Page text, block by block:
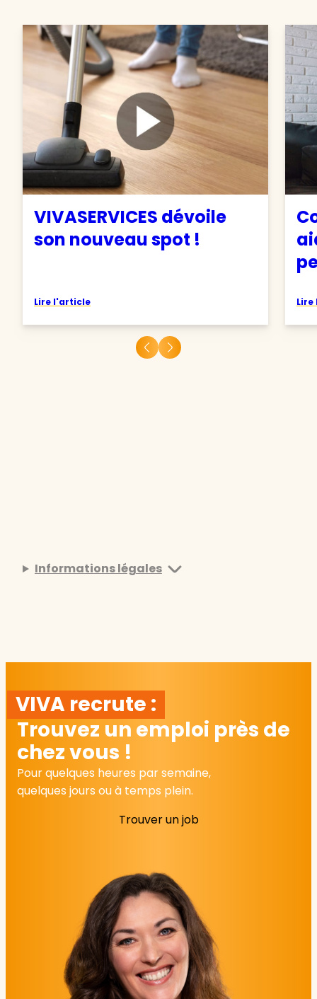
VIVASERVICES dévoile
son nouveau spot !
Lire l'article
Informations légales
VIVA recrute :
Trouvez un emploi près de
chez vous !
Pour quelques heures par semaine,
quelques jours ou à temps plein.
Trouver un job